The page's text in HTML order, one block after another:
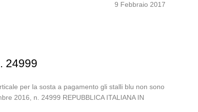
9 Febbraio 2017
24999
per la sosta a pagamento gli stalli blu non sono
2016, n. 24999 REPUBBLICA ITALIANA IN